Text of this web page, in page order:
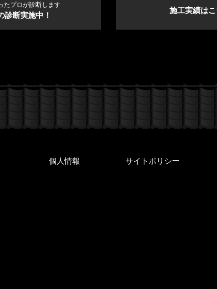
たプロが診断します
診断実施中！ 施工実績は
個人情報 サイトポリシー